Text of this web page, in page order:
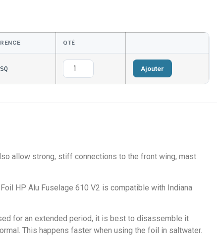
QTÉ
Ajouter
allow strong, stiff connections to the front wing, mast
HP Alu Fuselage 610 V2 is compatible with Indiana
for an extended period, it is best to disassemble it
This happens faster when using the foil in saltwater.